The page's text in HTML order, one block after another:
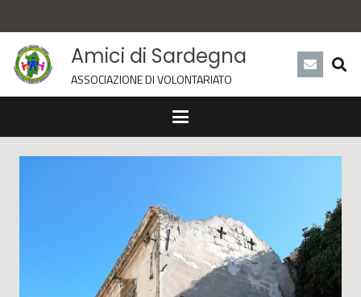
Amici di Sardegna
ASSOCIAZIONE DI VOLONTARIATO